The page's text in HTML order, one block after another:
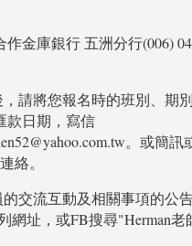
金庫銀行 五洲分行(006)
，請將您報名時的班別、期
款日期，寫信
。或簡訊
絡。
交流互動及相關事項的公
網址，或FB搜尋"Herman老